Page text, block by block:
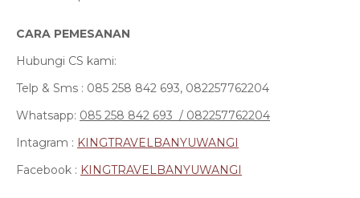
CARA PEMESANAN
Hubungi CS kami:
Telp & Sms : 085 258 842 693, 082257762204
Whatsapp: 085 258 842 693 / 082257762204
Intagram : KINGTRAVELBANYUWANGI
Facebook : KINGTRAVELBANYUWANGI